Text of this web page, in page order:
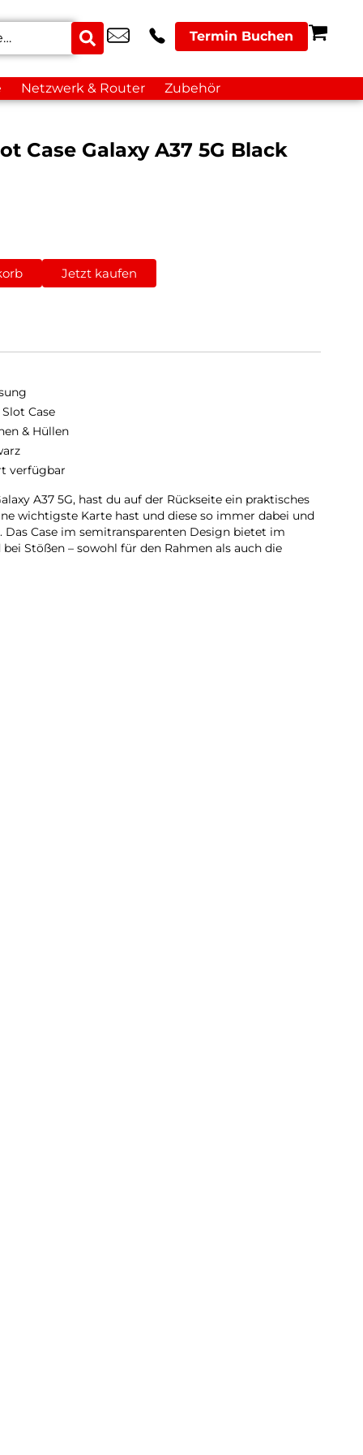
Termin Buchen
Netzwerk & Router Zubehör
Case Galaxy A37 5G Black
Jetzt kaufen
Case
& Hüllen
verfügbar
A37 5G, hast du auf der Rückseite ein praktisches
wichtigste Karte hast und diese so immer dabei und
Das Case im semitransparenten Design bietet im
Stößen – sowohl für den Rahmen als auch die